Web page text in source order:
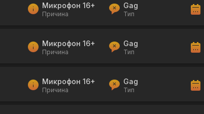
Микрофон 16+
Причина
Gag
Тип
Микрофон 16+
Причина
Gag
Тип
Микрофон 16+
Причина
Gag
Тип